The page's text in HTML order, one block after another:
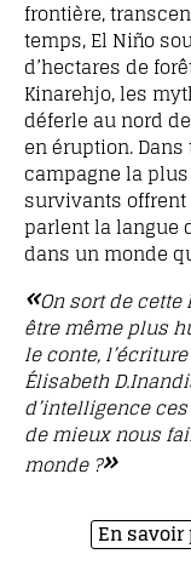
frontière,
temps, El Niño
d’hectares de
Kinarehjo, les
déferle au nord
en éruption.
campagne la
survivants
parlent la langue
dans un monde
«On sort de
être même plus
le conte,
Élisabeth
d’intelligence
de mieux nous
monde ?»
En savoir